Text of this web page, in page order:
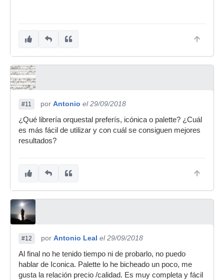
#11 por Antonio el 29/09/2018
¿Qué librería orquestal preferís, icónica o palette? ¿Cuál
es más fácil de utilizar y con cuál se consiguen mejores
resultados?
#12 por Antonio Leal el 29/09/2018
Al final no he tenido tiempo ni de probarlo, no puedo
hablar de Iconica. Palette lo he bicheado un poco, me
gusta la relación precio /calidad. Es muy completa y fácil